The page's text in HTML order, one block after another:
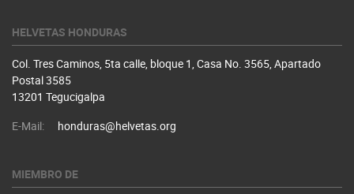
HELVETAS HONDURAS
Col. Tres Caminos, 5ta calle, bloque 1, Casa No. 3565, Apartado
Postal 3585
13201 Tegucigalpa
E-Mail:
honduras@helvetas.org
MIEMBRO DE